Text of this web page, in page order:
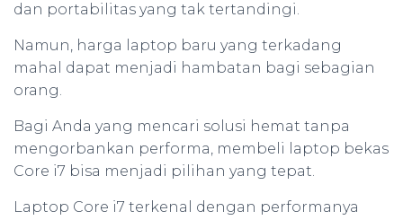
dan portabilitas yang tak tertandingi.
Namun, harga laptop baru yang terkadang
mahal dapat menjadi hambatan bagi sebagian
orang.
Bagi Anda yang mencari solusi hemat tanpa
mengorbankan performa, membeli laptop bekas
Core i7 bisa menjadi pilihan yang tepat.
Laptop Core i7 terkenal dengan performanya